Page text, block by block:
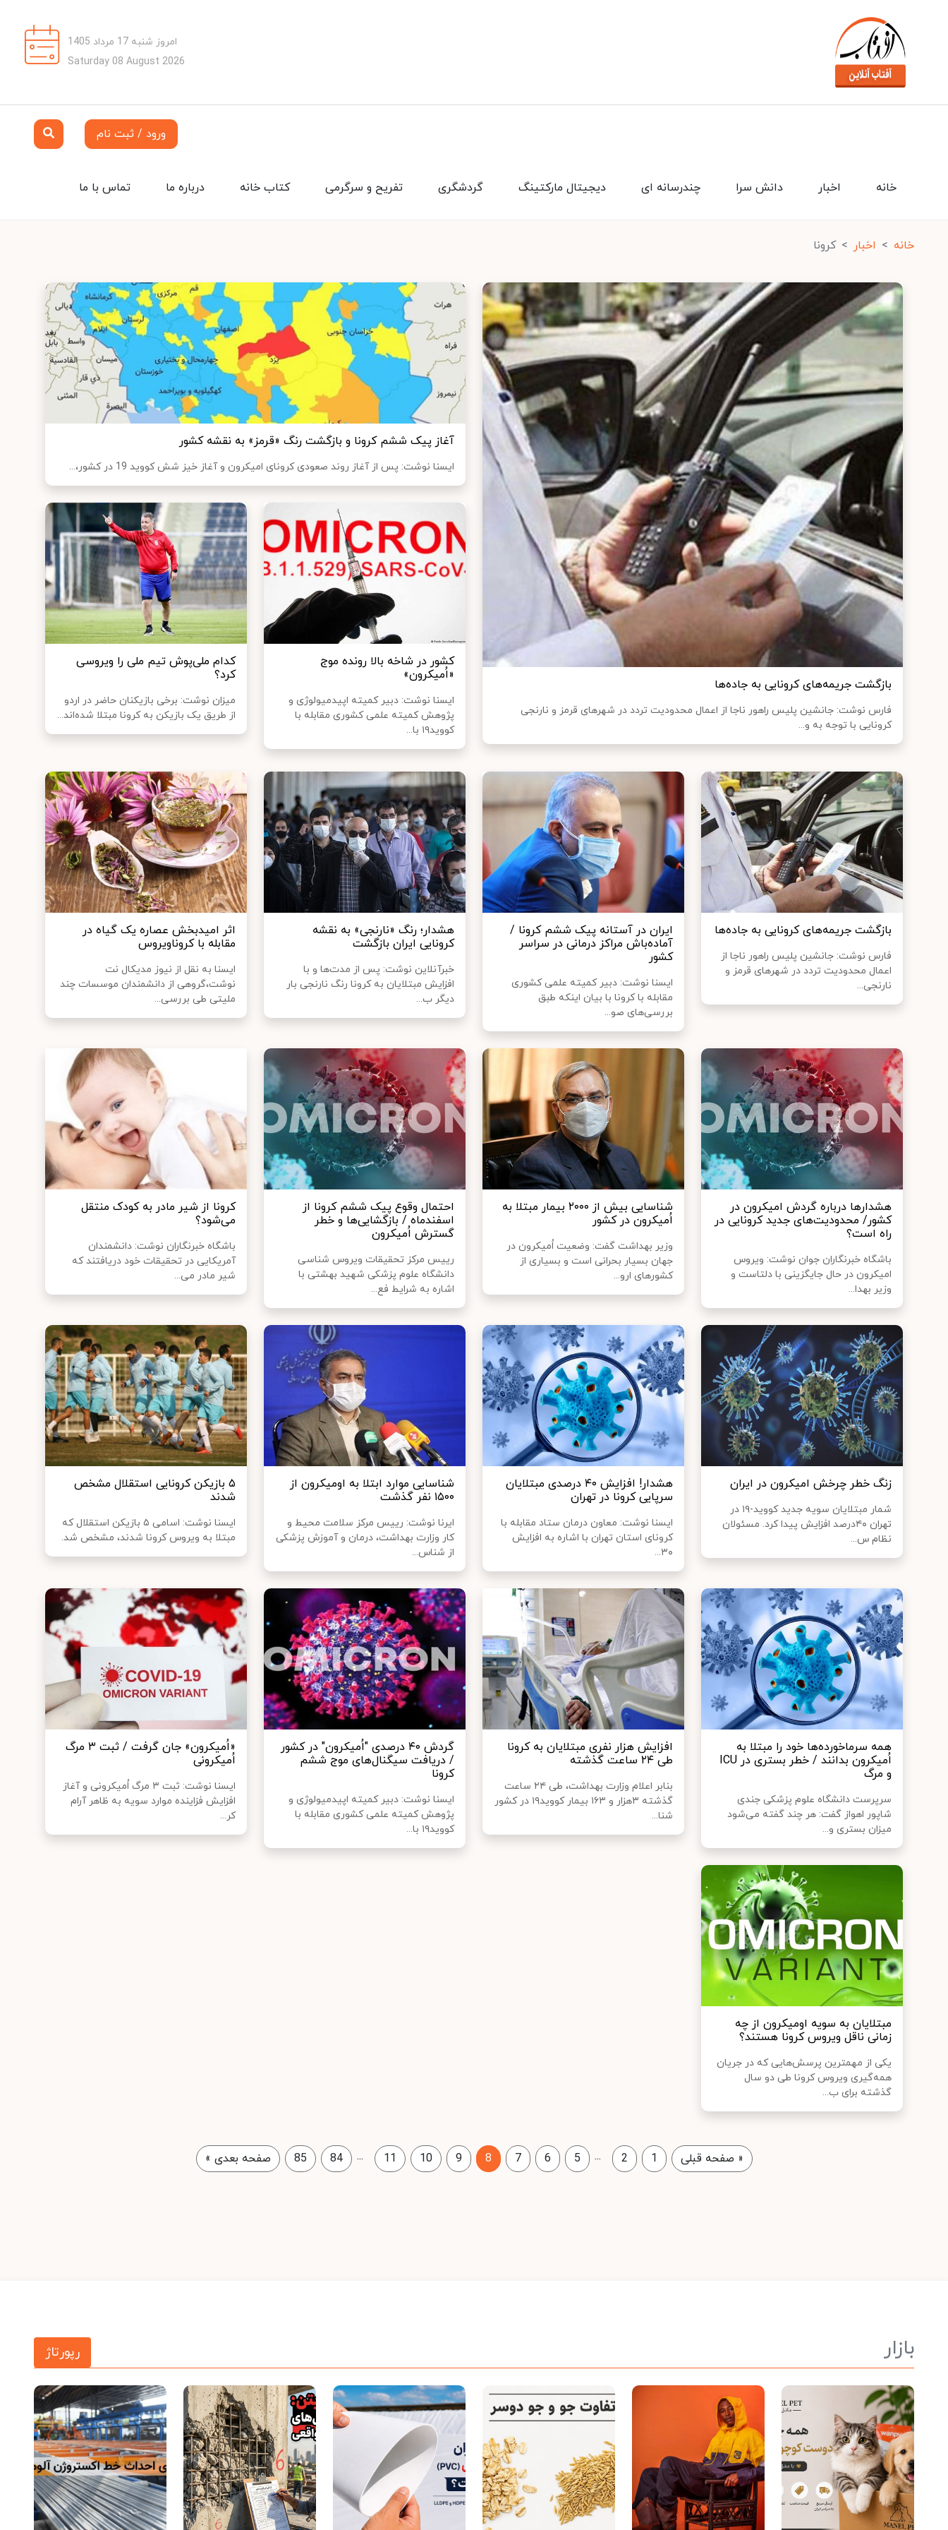
امروز شنبه 17 مرداد 1405
Saturday 08 August 2026
ورود / ثبت نام
تماس با ما درباره ما کتاب خانه تفریح و سرگرمی گردشگری دیجیتال مارکتینگ چندرسانه ای دانش سرا اخبار خانه
خانه اخبار کرونا
بازگشت جریمه‌های کرونایی به جاده‌ها
فارس نوشت: جانشین پلیس راهور ناجا از اعمال محدودیت تردد در شهرهای قرمز و نارنجی
کرونایی با توجه به و...
آغاز پیک ششم کرونا و بازگشت رنگ «قرمز» به نقشه کشور
ایسنا نوشت: پس از آغاز روند صعودی کرونای امیکرون و آغاز خیز شش کووید 19 در کشور،...
کشور در شاخه بالا رونده موج
«اُمیکرون»
ایسنا نوشت: دبیر کمیته اپیدمیولوژی و
پژوهش کمیته علمی کشوری مقابله با
کووید۱۹ با...
کدام ملی‌پوش تیم ملی را ویروسی
کرد؟
میزان نوشت: برخی بازیکنان حاضر در اردو
از طریق یک بازیکن به کرونا مبتلا شده‌اند...
بازگشت جریمه‌های کرونایی به جاده‌ها
فارس نوشت: جانشین پلیس راهور ناجا از
اعمال محدودیت تردد در شهرهای قرمز و
نارنجی...
ایران در آستانه پیک ششم کرونا /
آماده‌باش مراکز درمانی در سراسر
کشور
ایسنا نوشت: دبیر کمیته علمی کشوری
مقابله با کرونا با بیان اینکه طبق
بررسی‌های صو...
هشدار؛ رنگ «نارنجی» به نقشه
کرونایی ایران بازگشت
خبرآنلاین نوشت: پس از مدت‌ها و با
افزایش مبتلایان به کرونا رنگ نارنجی بار
دیگر ب...
اثر امیدبخش عصاره یک گیاه در
مقابله با کروناویروس
ایسنا به نقل از نیوز مدیکال نت
نوشت،گروهی از دانشمندان موسسات چند
ملیتی طی بررسی...
هشدارها درباره گردش امیکرون در
کشور/ محدودیت‌های جدید کرونایی در
راه است؟
باشگاه خبرنگاران جوان نوشت: ویروس
امیکرون در حال جایگزینی با دلتاست و
وزیر بهدا...
شناسایی بیش از ۲۰۰۰ بیمار مبتلا به
اُمیکرون در کشور
وزیر بهداشت گفت: وضعیت اُمیکرون در
جهان بسیار بحرانی است و بسیاری از
کشورهای ارو...
احتمال وقوع پیک ششم کرونا از
اسفندماه / بازگشایی‌ها و خطر
گسترش اُمیکرون
رییس مرکز تحقیقات ویروس شناسی
دانشگاه علوم پزشکی شهید بهشتی با
اشاره به شرایط فع...
کرونا از شیر مادر به کودک منتقل
می‌شود؟
باشگاه خبرنگاران نوشت: دانشمندان
آمریکایی در تحقیقات خود دریافتند که
شیر مادر می...
زنگ خطر چرخش امیکرون در ایران
شمار مبتلایان سویه جدید کووید-۱۹ در
تهران ۴۰درصد افزایش پیدا کرد. مسئولان
نظام س...
هشدار! افزایش ۴۰ درصدی مبتلایان
سرپایی کرونا در تهران
ایسنا نوشت: معاون درمان ستاد مقابله با
کرونای استان تهران با اشاره به افزایش
۳۰...
شناسایی موارد ابتلا به اومیکرون از
۱۵۰۰ نفر گذشت
ایرنا نوشت: رییس مرکز سلامت محیط و
کار وزارت بهداشت، درمان و آموزش پزشکی
از شناس...
۵ بازیکن کرونایی استقلال مشخص
شدند
ایسنا نوشت: اسامی ۵ بازیکن استقلال که
مبتلا به ویروس کرونا شدند، مشخص شد.
همه سرماخورده‌ها خود را مبتلا به
اُمیکرون بدانند / خطر بستری در ICU
و مرگ
سرپرست دانشگاه علوم پزشکی جندی
شاپور اهواز گفت: هر چند گفته می‌شود
میزان بستری و...
افزایش هزار نفری مبتلایان به کرونا
طی ۲۴ ساعت گذشته
بنابر اعلام وزارت بهداشت، طی ۲۴ ساعت
گذشته ۳هزار و ۱۶۳ بیمار کووید۱۹ در کشور
شنا...
گردش ۴۰ درصدی "اُمیکرون" در کشور
/ دریافت سیگنال‌های موج ششم
کرونا
ایسنا نوشت: دبیر کمیته اپیدمیولوژی و
پژوهش کمیته علمی کشوری مقابله با
کووید۱۹ با...
«اُمیکرون» جان گرفت / ثبت ۳ مرگ
اُمیکرونی
ایسنا نوشت: ثبت ۳ مرگ اُمیکرونی و آغاز
افزایش فزاینده موارد سویه به ظاهر آرام
کر...
مبتلایان به سویه اومیکرون از چه
زمانی ناقل ویروس کرونا هستند؟
یکی از مهمترین پرسش‌هایی که در جریان
همه‌گیری ویروس کرونا طی دو سال
گذشته برای ب...
« صفحه قبلی 1
2
...
5
6
7
8
9
10
11
...
84
85 صفحه بعدی »
بازار رپورتاژ